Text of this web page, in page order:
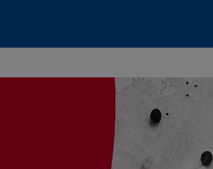
Sie sich mit Ihrem Benutzernamen und Passwort